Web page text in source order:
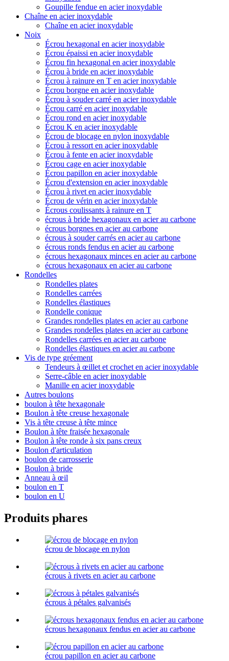
Goupille fendue en acier inoxydable
Chaîne en acier inoxydable
Chaîne en acier inoxydable
Noix
Écrou hexagonal en acier inoxydable
Écrou épaissi en acier inoxydable
Écrou fin hexagonal en acier inoxydable
Écrou à bride en acier inoxydable
Écrou à rainure en T en acier inoxydable
Écrou borgne en acier inoxydable
Écrou à souder carré en acier inoxydable
Écrou carré en acier inoxydable
Écrou rond en acier inoxydable
Écrou K en acier inoxydable
Écrou de blocage en nylon inoxydable
Écrou à ressort en acier inoxydable
Écrou à fente en acier inoxydable
Écrou cage en acier inoxydable
Écrou papillon en acier inoxydable
Écrou d'extension en acier inoxydable
Écrou à rivet en acier inoxydable
Écrou de vérin en acier inoxydable
Écrous coulissants à rainure en T
écrous à bride hexagonaux en acier au carbone
écrous borgnes en acier au carbone
écrous à souder carrés en acier au carbone
écrous ronds fendus en acier au carbone
écrous hexagonaux minces en acier au carbone
écrous hexagonaux en acier au carbone
Rondelles
Rondelles plates
Rondelles carrées
Rondelles élastiques
Rondelle conique
Grandes rondelles plates en acier au carbone
Grandes rondelles plates en acier au carbone
Rondelles carrées en acier au carbone
Rondelles élastiques en acier au carbone
Vis de type gréement
Tendeurs à œillet et crochet en acier inoxydable
Serre-câble en acier inoxydable
Manille en acier inoxydable
Autres boulons
boulon à tête hexagonale
Boulon à tête creuse hexagonale
Vis à tête creuse à tête mince
Boulon à tête fraisée hexagonale
Boulon à tête ronde à six pans creux
Boulon d'articulation
boulon de carrosserie
Boulon à bride
Anneau à œil
boulon en T
boulon en U
Produits phares
écrou de blocage en nylon
écrous à rivets en acier au carbone
écrous à pétales galvanisés
écrous hexagonaux fendus en acier au carbone
écrou papillon en acier au carbone